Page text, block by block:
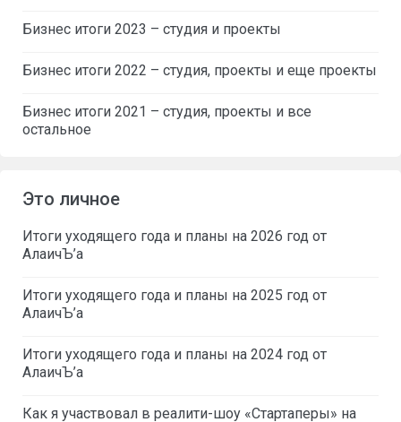
Бизнес итоги 2023 – студия и проекты
Бизнес итоги 2022 – студия, проекты и еще проекты
Бизнес итоги 2021 – студия, проекты и все
остальное
Это личное
Итоги уходящего года и планы на 2026 год от
АлаичЪ’а
Итоги уходящего года и планы на 2025 год от
АлаичЪ’а
Итоги уходящего года и планы на 2024 год от
АлаичЪ’а
Как я участвовал в реалити-шоу «Стартаперы» на